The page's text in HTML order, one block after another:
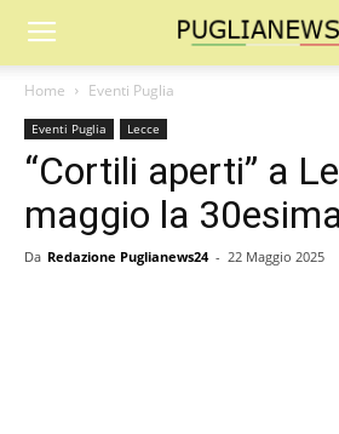
Home Eventi Puglia
Eventi Puglia Lecce
“Cortili aperti” a
maggio la
Da Redazione Puglianews24 - 22 Maggio 2025